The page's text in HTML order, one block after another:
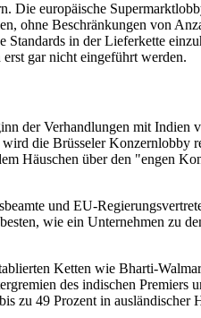
Die europäische
ohne Beschränkungen von
in der Lieferkette
gar nicht eingeführt werden.
der Verhandlungen mit Indien
die Brüsseler
Häuschen über den "engen
und EU-
wie ein Unternehmen zu
Ketten wie Bharti-
des indischen Premiers
zu 49 Prozent in ausländischer